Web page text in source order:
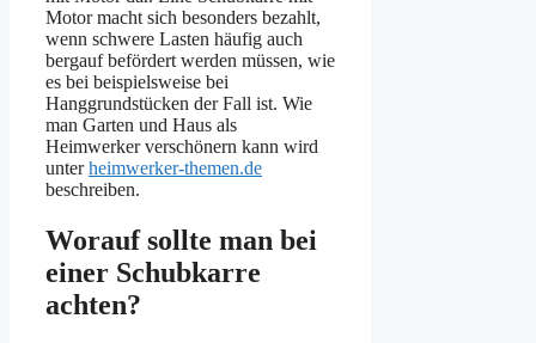
Motor macht sich besonders bezahlt,
wenn schwere Lasten häufig auch
bergauf befördert werden müssen, wie
es bei beispielsweise bei
Hanggrundstücken der Fall ist. Wie
man Garten und Haus als
Heimwerker verschönern kann wird
unterheimwerker-themen.de
beschreiben.
Worauf sollte man bei
einer Schubkarre
achten?